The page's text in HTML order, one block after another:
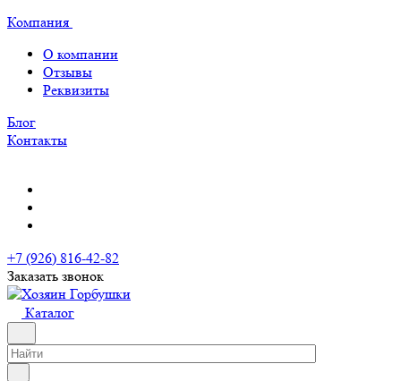
Компания
О компании
Отзывы
Реквизиты
Блог
Контакты
+7 (926) 816-42-82
Заказать звонок
Каталог